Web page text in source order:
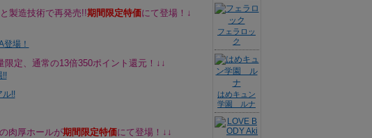
製造技術で再発売!!期間限定特価にて登場！↓
限定、通常の13倍350ポイント還元！↓↓
肉厚ホールが期間限定特価にて登場！↓↓
フェラロッ
ク
はめキュン
学園 ルナ